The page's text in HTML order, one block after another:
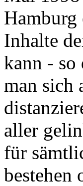
Hamburg
Inhalte
kann - so
man sich
aller
für
bestehen